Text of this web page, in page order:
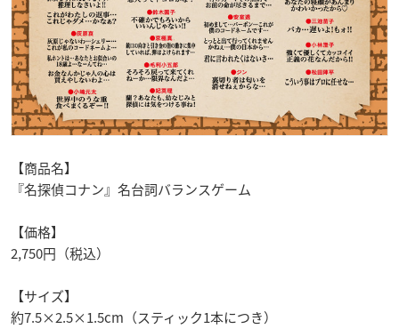
【商品名】
『名探偵コナン』名台詞バランスゲーム
【価格】
2,750円（税込）
【サイズ】
約7.5×2.5×1.5cm（スティック1本につき）